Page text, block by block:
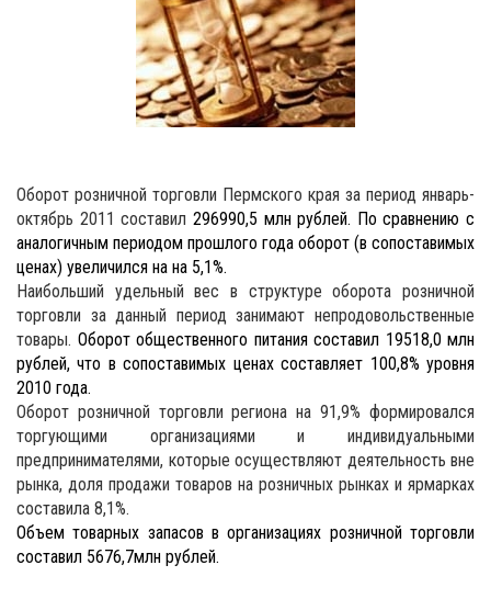
Оборот розничной торговли Пермского края за период январь-
октябрь 2011 составил 296990,5 млн рублей. По сравнению с
аналогичным периодом прошлого года оборот (в сопоставимых
ценах) увеличился на на 5,1%.
Наибольший удельный вес в структуре оборота розничной
торговли за данный период занимают непродовольственные
товары. Оборот общественного питания составил 19518,0 млн
рублей, что в сопоставимых ценах составляет 100,8% уровня
2010 года.
Оборот розничной торговли региона на 91,9% формировался
торгующими организациями и индивидуальными
предпринимателями, которые осуществляют деятельность вне
рынка, доля продажи товаров на розничных рынках и ярмарках
составила 8,1%.
Объем товарных запасов в организациях розничной торговли
составил 5676,7млн рублей.